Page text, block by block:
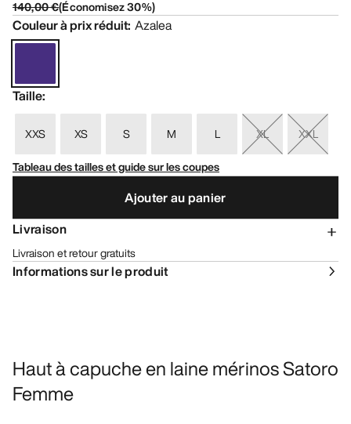
140,00 €(Économisez30%)
Couleur à prix réduit: Azalea
Taille:
XXS XS S M L XL
XXL
Tableau des tailles et guide sur les coupes
Ajouter au panier
Livraison
Livraison et retour gratuits
Informations sur le produit
Haut à capuche en laine mérinos Satoro
Femme